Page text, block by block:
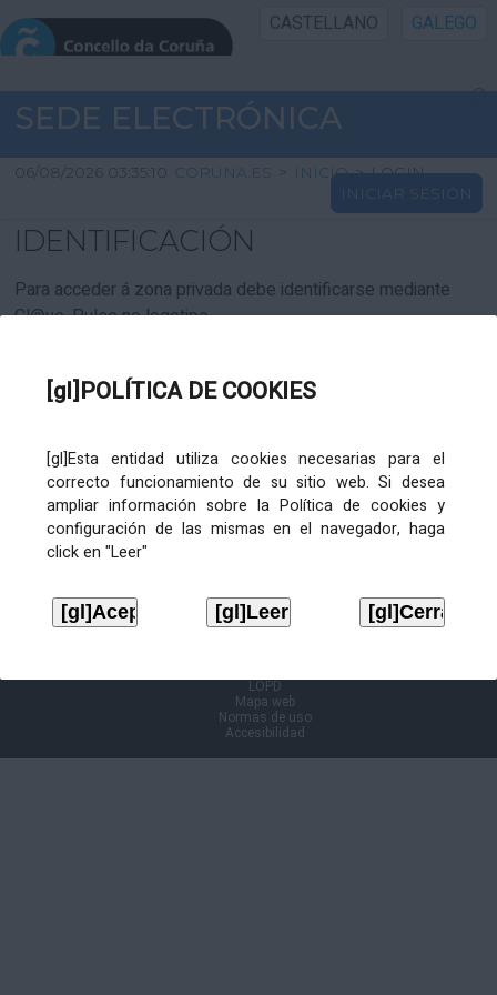
[gl]POLÍTICA DE COOKIES
[gl]Esta entidad utiliza cookies necesarias para el
correcto funcionamiento de su sitio web. Si desea
ampliar información sobre la Política de cookies y
configuración de las mismas en el navegador, haga
click en "Leer"
CASTELLANO GALEGO
INICIO SEDE
INICIO
INFORMACIÓN PÚBLICA
CARTAFOL CIDADÁN
SEDE ELECTRÓNICA
06/08/2026 03:35:10 CORUNA.ES > INICIO > LOGIN
INICIAR SESIÓN
IDENTIFICACIÓN
Para acceder á zona privada debe identificarse mediante
Cl@ve. Pulse no logotipo
LOPD
Mapa web
Normas de uso
Accesibilidad